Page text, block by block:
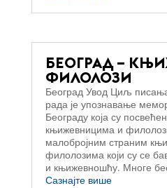
БЕОГРАД –
ФИЛОЛОЗИ
Београд Увод Циљ
рада је упознавање
Београду која су
књижевницима и
малобројним страним
филолозима који су се
и књижевношћу. Многе
Сазнајте више